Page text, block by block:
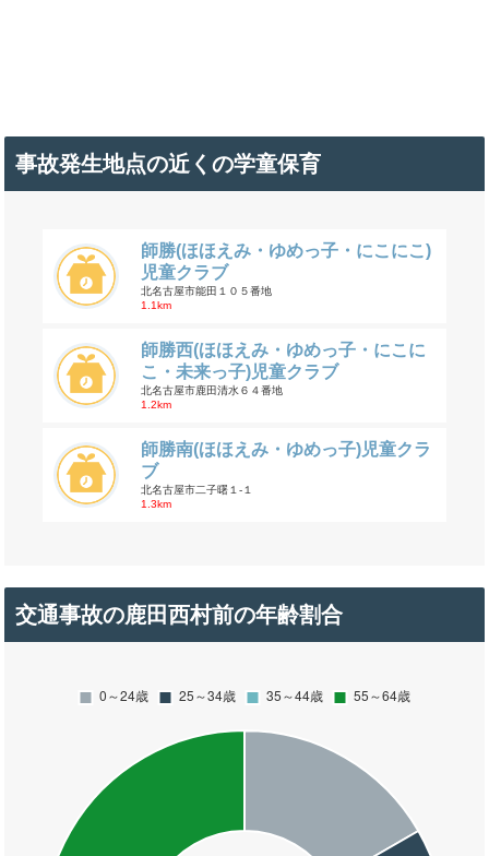
事故発生地点の近くの学童保育
師勝(ほほえみ・ゆめっ子・にこにこ)
児童クラブ
北名古屋市能田１０５番地
1.1km
師勝西(ほほえみ・ゆめっ子・にこに
こ・未来っ子)児童クラブ
北名古屋市鹿田清水６４番地
1.2km
師勝南(ほほえみ・ゆめっ子)児童クラ
ブ
北名古屋市二子曙１-１
1.3km
交通事故の鹿田西村前の年齢割合